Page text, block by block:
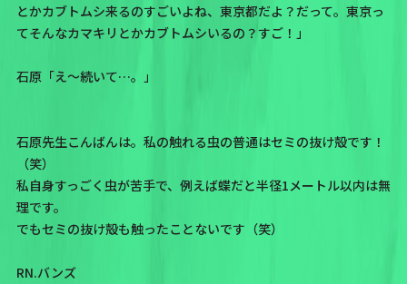
とかカブトムシ来るのすごいよね、東京都だよ？だって。東京っ
てそんなカマキリとかカブトムシいるの？すご！」
石原「え～続いて…。」
石原先生こんばんは。私の触れる虫の普通はセミの抜け殻です！
（笑）
私自身すっごく虫が苦手で、例えば蝶だと半径1メートル以内は無
理です。
でもセミの抜け殻も触ったことないです（笑）
RN.バンズ